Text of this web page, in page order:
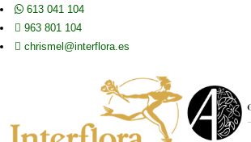
613 041 104
963 801 104
chrismel@interflora.es